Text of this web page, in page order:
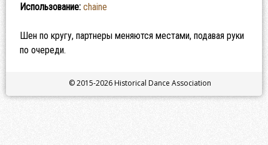
Использование: chaine
Шен по кругу, партнеры меняются местами, подавая руки
по очереди.
© 2015-2026 Historical Dance Association